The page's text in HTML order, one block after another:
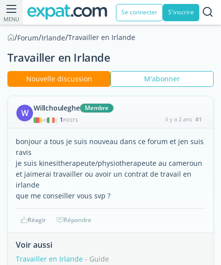
MENU
Se connecter S'inscrire
/Forum/Irlande/Travailler en Irlande
Travailler en Irlande
Nouvelle discussion M'abonner
W Willchouleghe Membre
| 1 POSTS il y a 2 ans #1
bonjour a tous je suis nouveau dans ce forum et jen suis
ravis
je suis kinesitherapeute/physiotherapeute au cameroun
et jaimerai travailler ou avoir un contrat de travail en
irlande
que me conseiller vous svp ?
Réagir Répondre
Voir aussi
Travailler en Irlande - Guide